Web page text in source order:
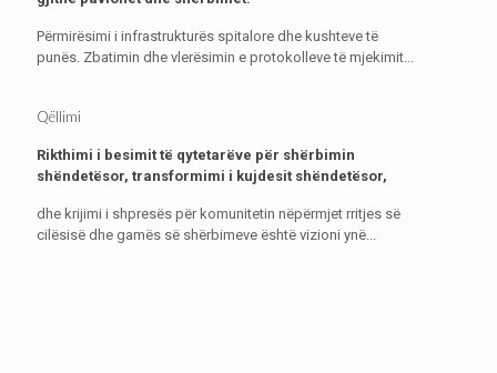
Përmirësimi i infrastrukturës spitalore dhe kushteve të
punës. Zbatimin dhe vlerësimin e protokolleve të mjekimit...
Qëllimi
Rikthimi i besimit të qytetarëve për shërbimin
shëndetësor, transformimi i kujdesit shëndetësor,
dhe krijimi i shpresës për komunitetin nëpërmjet rritjes së
cilësisë dhe gamës së shërbimeve është vizioni ynë...